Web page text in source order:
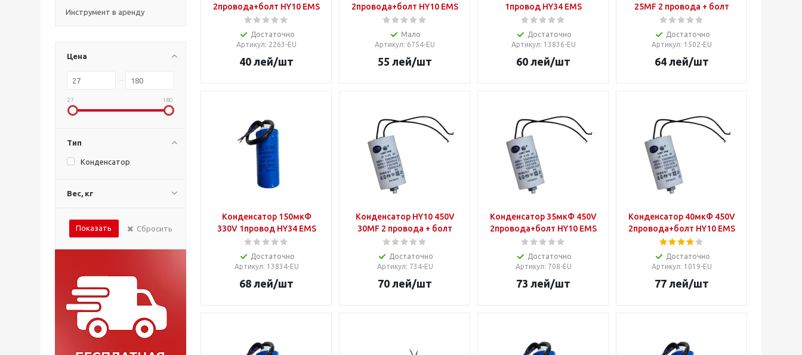
Инструмент в аренду
Цена
27 180
Тип
Конденсатор
Вес, кг
Показать Сбросить
2провода+болт HY10 EMS
Достаточно
Артикул: 2263-EU
40 лей/шт
2провода+болт HY10 EMS
Мало
Артикул: 6754-EU
55 лей/шт
1провод HY34 EMS
Достаточно
Артикул: 13836-EU
60 лей/шт
25MF 2 провода + болт
Достаточно
Артикул: 1502-EU
64 лей/шт
Конденсатор 150мкФ
330V 1провод HY34 EMS
Достаточно
Артикул: 13834-EU
68 лей/шт
Конденсатор HY10 450V
30MF 2 провода + болт
Достаточно
Артикул: 734-EU
70 лей/шт
Конденсатор 35мкФ 450V
2провода+болт HY10 EMS
Достаточно
Артикул: 708-EU
73 лей/шт
Конденсатор 40мкФ 450V
2провода+болт HY10 EMS
Достаточно
Артикул: 1019-EU
77 лей/шт